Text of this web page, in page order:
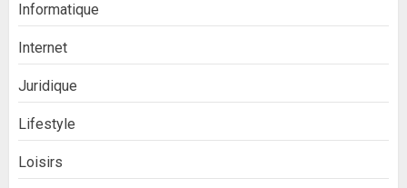
Informatique
Internet
Juridique
Lifestyle
Loisirs